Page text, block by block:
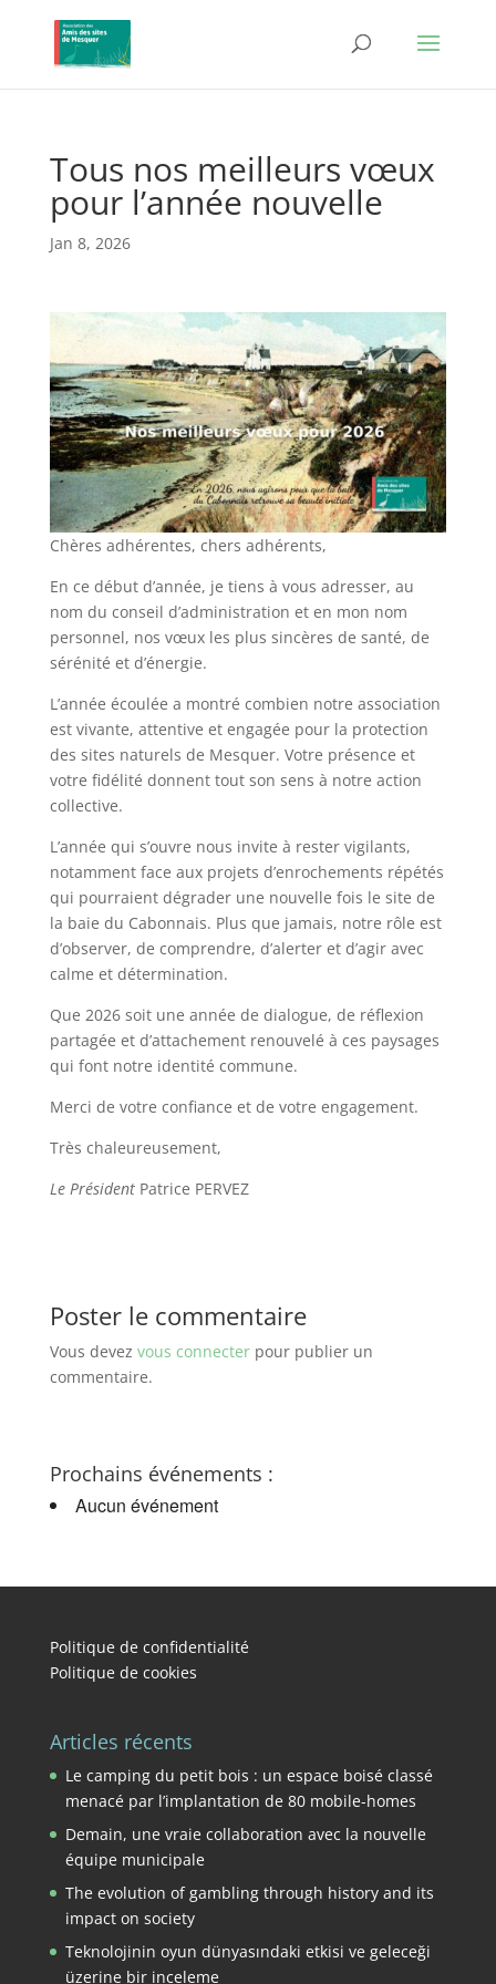
Tous nos meilleurs vœux
pour l’année nouvelle
Jan 8, 2026
Chères adhérentes, chers adhérents,
En ce début d’année, je tiens à vous adresser, au
nom du conseil d’administration et en mon nom
personnel, nos vœux les plus sincères de santé, de
sérénité et d’énergie.
L’année écoulée a montré combien notre association
est vivante, attentive et engagée pour la protection
des sites naturels de Mesquer. Votre présence et
votre fidélité donnent tout son sens à notre action
collective.
L’année qui s’ouvre nous invite à rester vigilants,
notamment face aux projets d’enrochements répétés
qui pourraient dégrader une nouvelle fois le site de
la baie du Cabonnais. Plus que jamais, notre rôle est
d’observer, de comprendre, d’alerter et d’agir avec
calme et détermination.
Que 2026 soit une année de dialogue, de réflexion
partagée et d’attachement renouvelé à ces paysages
qui font notre identité commune.
Merci de votre confiance et de votre engagement.
Très chaleureusement,
Le PrésidentPatrice PERVEZ
Poster le commentaire
Vous devez vous connecterpour publier un
commentaire.
Prochains événements :
Aucun événement
Politique de confidentialité
Politique de cookies
Articles récents
Le camping du petit bois : un espace boisé classé
menacé par l’implantation de 80 mobile-homes
Demain, une vraie collaboration avec la nouvelle
équipe municipale
The evolution of gambling through history and its
impact on society
Teknolojinin oyun dünyasındaki etkisi ve geleceği
üzerine bir inceleme